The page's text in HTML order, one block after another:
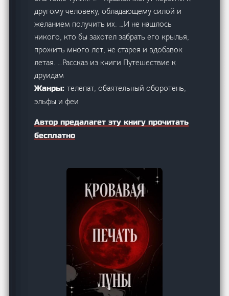
другому человеку, обладающему силой и
желанием получить их. …И не нашлось
никого, кто бы захотел забрать его крылья,
прожить много лет, не старея и вдобавок
летая. …Рассказ из книги Путешествие к
друидам
Жанры:телепат, обаятельный оборотень,
эльфы и феи
Автор предалагет эту книгу прочитать
бесплатно